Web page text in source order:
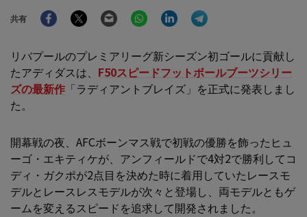
共有
FacebookTwitter Email WhatsAppLinkedIn
リバプールのプレミアリーグ新シーズン初ゴールに貢献し
たアディダスは、 F50スピードフットボールブーツシリー
ズの最新作 「ラディアントブレイズ」を正式に発表しまし
た。
開幕戦の夜、AFCボーンマス戦で初戦の優勝を飾ったヒュ
ーゴ・エキティケが、アンフィールドで4対2で勝利してコ
ディ・ガクポが2点目を決めた時に着用していたレースモ
デルとレースレスモデルが次々と登場し、両モデルともゲ
ームを変えるスピードを追求して開発されました。